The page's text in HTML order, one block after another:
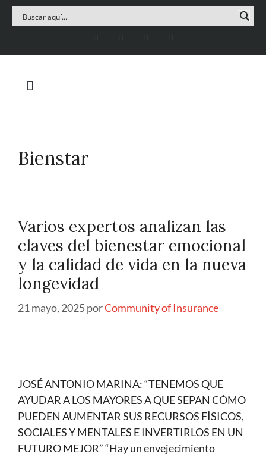
Bienstar
Varios expertos analizan las
claves del bienestar emocional
y la calidad de vida en la nueva
longevidad
21 mayo, 2025porCommunity of Insurance
JOSÉ ANTONIO MARINA: “TENEMOS QUE
AYUDAR A LOS MAYORES A QUE SEPAN CÓMO
PUEDEN AUMENTAR SUS RECURSOS FÍSICOS,
SOCIALES Y MENTALES E INVERTIRLOS EN UN
FUTURO MEJOR” “Hay un envejecimiento